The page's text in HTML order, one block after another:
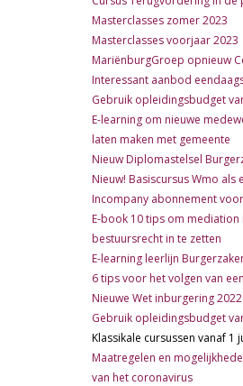
Masterclasses zomer 2023
Masterclasses voorjaar 2023
MariënburgGroep opnieuw
Interessant aanbod
Gebruik opleidingsbudget
E-learning om nieuwe
laten maken met gemeente
Nieuw Diplomastelsel
Nieuw! Basiscursus Wmo als
Incompany abonnement
E-book 10 tips om mediation
bestuursrecht in te zetten
E-learning leerlijn
6 tips voor het volgen van
Nieuwe Wet inburgering
Gebruik opleidingsbudget
Klassikale cursussen vanaf 1
Maatregelen en
van het coronavirus